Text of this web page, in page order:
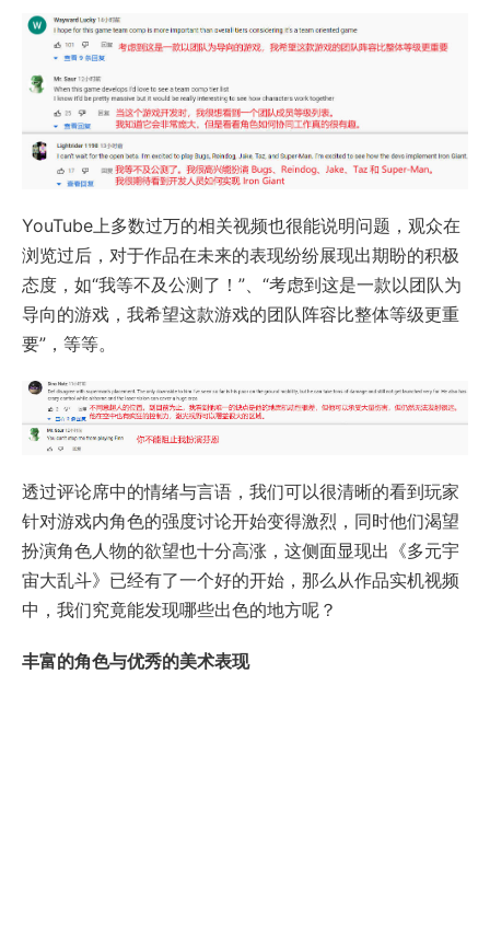
YouTube上多数过万的相关视频也很能说明问题，观众在
浏览过后，对于作品在未来的表现纷纷展现出期盼的积极
态度，如“我等不及公测了！”、“考虑到这是一款以团队为
导向的游戏，我希望这款游戏的团队阵容比整体等级更重
要”，等等。
透过评论席中的情绪与言语，我们可以很清晰的看到玩家
针对游戏内角色的强度讨论开始变得激烈，同时他们渴望
扮演角色人物的欲望也十分高涨，这侧面显现出《多元宇
宙大乱斗》已经有了一个好的开始，那么从作品实机视频
中，我们究竟能发现哪些出色的地方呢？
丰富的角色与优秀的美术表现